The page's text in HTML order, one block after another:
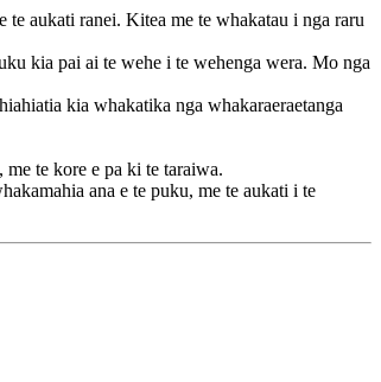
aukati ranei. Kitea me te whakatau i nga raru
kia pai ai te wehe i te wehenga wera. Mo nga
kia whakatika nga whakaraeraetanga
te kore e pa ki te taraiwa.
ana e te puku, me te aukati i te